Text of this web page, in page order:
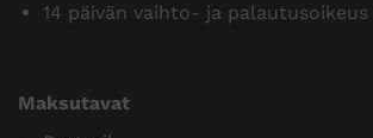
14 päivän vaihto- ja
Maksutavat